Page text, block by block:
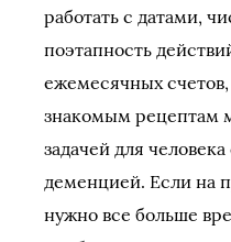
работать с датами,
поэтапность
ежемесячных
знакомым рецептам
задачей для
деменцией. Если на
нужно все больше